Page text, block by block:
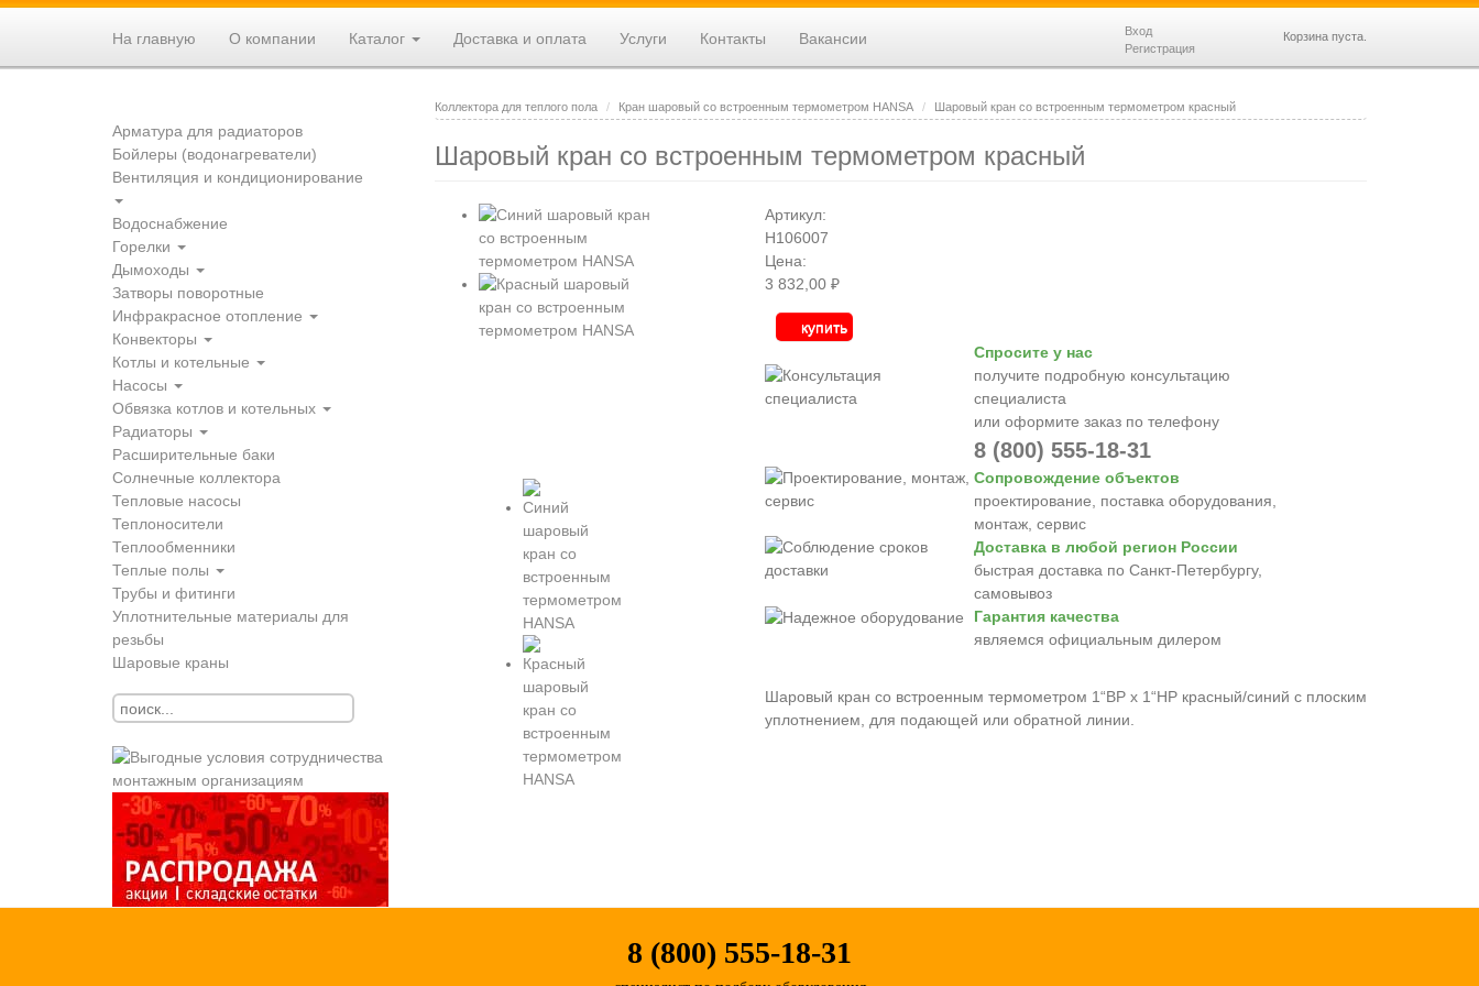
Перейти
Вход
Регистрация
Корзина пуста.
На главную О компании Каталог Доставка и оплата Услуги Контакты Вакансии
Арматура для радиаторов
Бойлеры (водонагреватели)
Вентиляция и кондиционирование
Водоснабжение
Горелки
Дымоходы
Затворы поворотные
Инфракрасное отопление
Конвекторы
Котлы и котельные
Насосы
Обвязка котлов и котельных
Радиаторы
Расширительные баки
Солнечные коллектора
Тепловые насосы
Теплоносители
Теплообменники
Теплые полы
Трубы и фитинги
Уплотнительные материалы для
резьбы
Шаровые краны
Коллектора для теплого пола Кран шаровый со встроенным термометром HANSA Шаровый кран со встроенным термометром красный
Шаровый кран со встроенным термометром красный
Артикул:
H106007
Цена:
3 832,00 ₽
купить
Спросите у нас
получите подробную консультацию
специалиста
или оформите заказ по телефону
8 (800) 555-18-31
Сопровождение объектов
проектирование, поставка оборудования,
монтаж, сервис
Доставка в любой регион России
быстрая доставка по Санкт-Петербургу,
самовывоз
Гарантия качества
являемся официальным дилером
Шаровый кран со встроенным термометром 1“ВР х 1“НР красный/синий с плоским
уплотнением, для подающей или обратной линии.
8 (800) 555-18-31